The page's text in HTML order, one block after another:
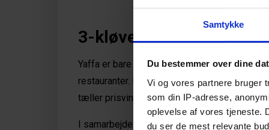
Samtykke
Du bestemmer over dine
Vi og vores partnere bruger
som din IP-adresse,
oplevelse af vores tjeneste.
du ser de mest relevante
3-kløver inspireret af
Yaffa er bare en af Cofoco-stifteren, Torben
restauranter. Kvalitet er en af
tæller prisvindende Høst, Llama, The Fat
I samarbejde med to herre, kendt fra bar-